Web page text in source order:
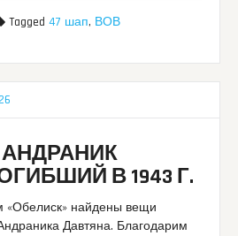
Tagged47 шап, ВОВ
В 1943 Г.
«Обелиск» найдены вещи
Давтяна. Благодарим